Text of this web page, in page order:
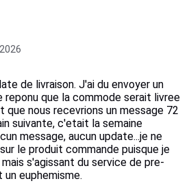
de livraison. J'ai du envoyer un
reponu que la commode serait livree
que nous recevrions un message 72
suivante, c'etait la semaine
message, aucun update...je ne
le produit commande puisque je
s'agissant du service de pre-
un euphemisme.